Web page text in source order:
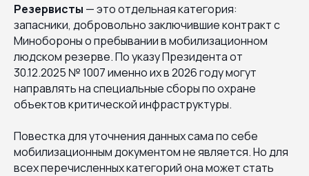
Резервисты — это отдельная категория:
запасники, добровольно заключившие контракт с
Минобороны о пребывании в мобилизационном
людском резерве. По указу Президента от
30.12.2025 № 1007 именно их в 2026 году могут
направлять на специальные сборы по охране
объектов критической инфраструктуры.
Повестка для уточнения данных сама по себе
мобилизационным документом не является. Но для
всех перечисленных категорий она может стать